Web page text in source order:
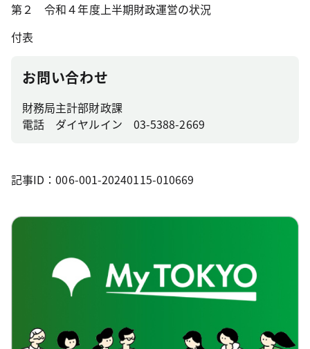
第２ 令和４年度上半期財政運営の状況
付表
お問い合わせ
財務局主計部財政課
電話 ダイヤルイン 03-5388-2669
記事ID：006-001-20240115-010669